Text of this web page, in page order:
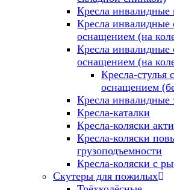
Кресла инвалидные
Кресла инвалидные
оснащением (на
Кресла инвалидные
оснащением (на
Кресла-стулья
оснащением
Кресла инвалидные
Кресла-каталки
Кресла-коляски
Кресла-коляски
грузоподъемности
Кресла-коляски с
Скутеры для пожилых